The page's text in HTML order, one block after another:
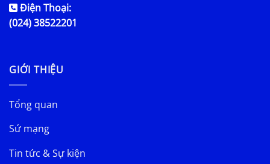
Điện Thoại:
(024) 38522201
GIỚI THIỆU
Tổng quan
Sứ mạng
Tin tức & Sự kiện